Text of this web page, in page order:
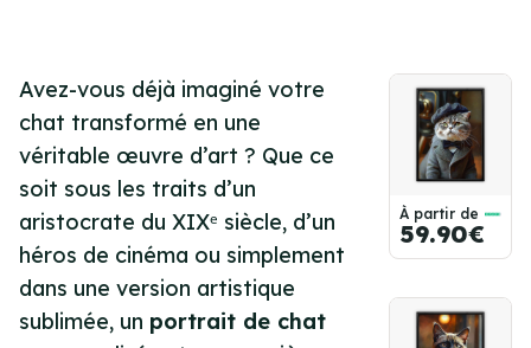
Avez-vous déjà imaginé votre
chat transformé en une
véritable œuvre d’art ? Que ce
soit sous les traits d’un
aristocrate du XIXᵉ siècle, d’un
héros de cinéma ou simplement
dans une version artistique
sublimée, un portrait de chat
À partir de
59.90€